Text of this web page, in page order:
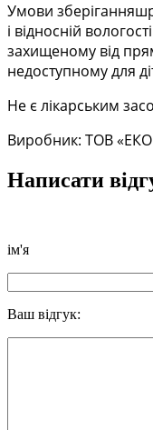
Умови
і відносній
захищеному від
недоступному для
Не є лікарським
Виробник: ТОВ
Написати
ім'я
Ваш відгук: